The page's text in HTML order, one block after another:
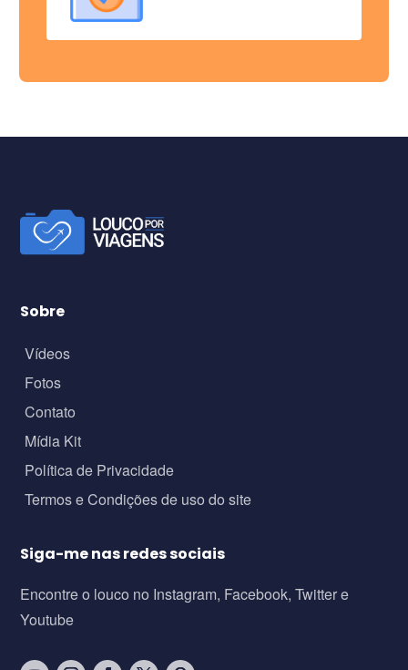
Sobre
Vídeos
Fotos
Contato
Mídia Kit
Política de Privacidade
Termos e Condições de uso do site
Siga-me nas redes sociais
Encontre o louco no Instagram, Facebook, Twitter e
Youtube